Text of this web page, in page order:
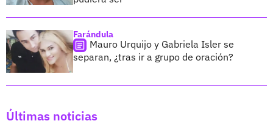
Farándula
Mauro Urquijo y Gabriela Isler se
separan, ¿tras ir a grupo de oración?
Últimas noticias